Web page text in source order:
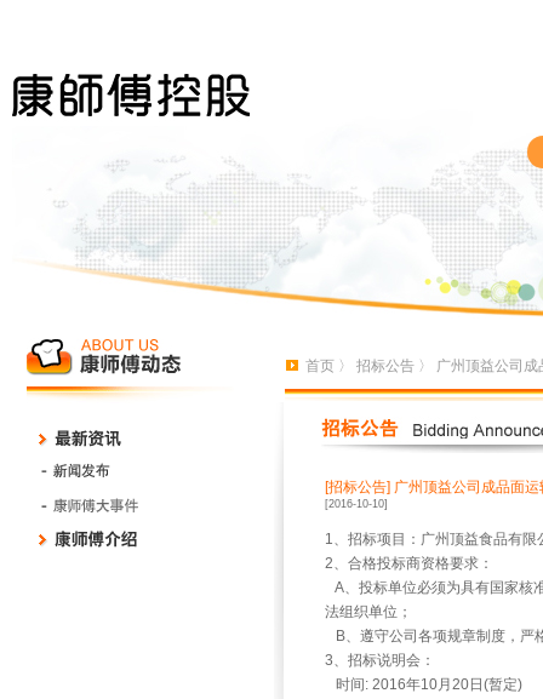
首页 〉 招标公告 〉 广州顶益公司
[招标公告] 广州顶益公司成品面
[2016-10-10]
1、招标项目：广州顶益食品有
2、合格投标商资格要求：
A、投标单位必须为具有国家核
法组织单位；
B、遵守公司各项规章制度，严
3、招标说明会：
时间 : 2016年10月 20日 (暂定)